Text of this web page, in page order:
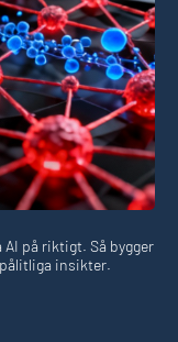
på riktigt. Så bygger
insikter.